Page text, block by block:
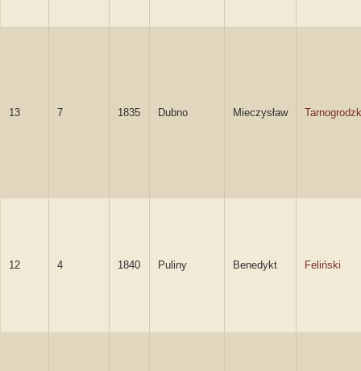
13 7 1835 Dubno Mieczysław
12 4 1840 Puliny Benedykt Feliński